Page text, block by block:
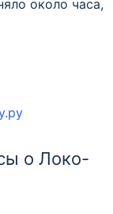
около часа,
о Локо-